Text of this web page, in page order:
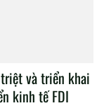
triệt và triển khai
kinh tế FDI